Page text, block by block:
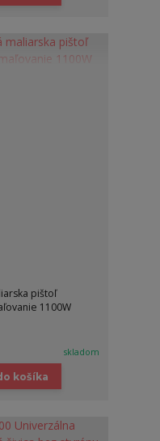
pištoľ
1100W
skladom
košíka